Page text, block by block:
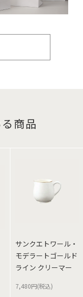
商品
サンクエトワール・
モデラートゴールド
ライン クリーマー
7,480円(税込)